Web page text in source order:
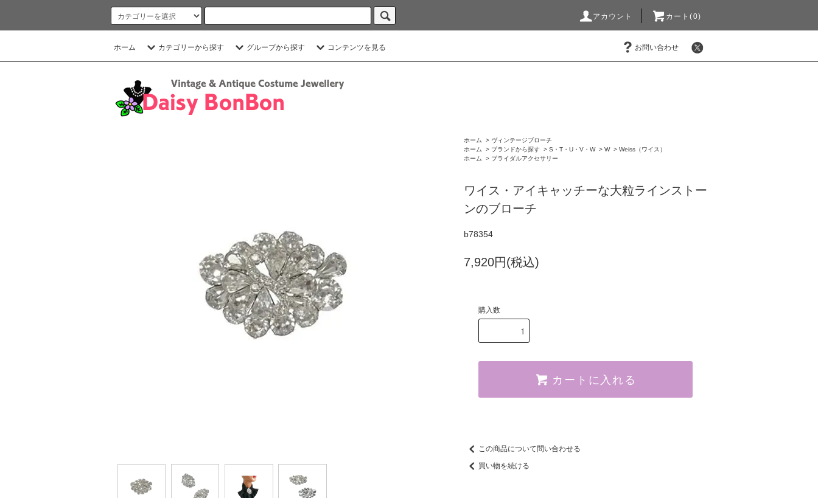
アカウント カート(0)
ホーム カテゴリーから探す グループから探す コンテンツを見る お問い合わせ
ホーム > ヴィンテージブローチ
ホーム
> ブランドから探す > S・T・U・V・W > W > Weiss（ワイス）
ホーム
> ブライダルアクセサリー
ワイス・アイキャッチーな大粒ラインストー
ンのブローチ
b78354
7,920円(税込)
購入数
カートに入れる
この商品について問い合わせる
買い物を続ける